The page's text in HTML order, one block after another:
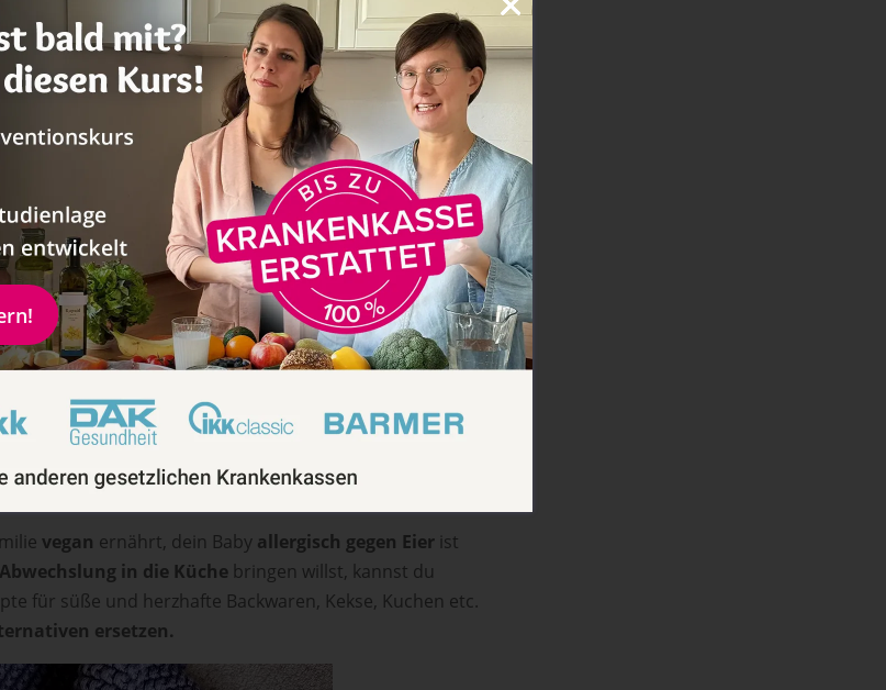
pro Woche fürs Baby?
Eiweiß. Ein ganzes, gekochtes Ei pro Tag wäre zu
am Richtwert 1 – 2 Eier (durchgegart) pro Woche
eben nur ein Richtwert: Wenn dein Baby jetzt mal in einer
hat, entsteht daraus kein Problem.
vegan ernährt, dein Baby allergisch gegen Eierist
in die Küche bringen willst, kannst du
für süße und herzhafte Backwaren, Kekse, Kuchen etc.
ersetzen.